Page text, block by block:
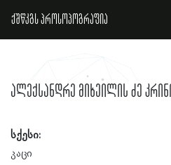
ქშწკგს პროსოპოგრაფია
ალექსანდრე მიხეილის ძე
სქესი:
კაცი